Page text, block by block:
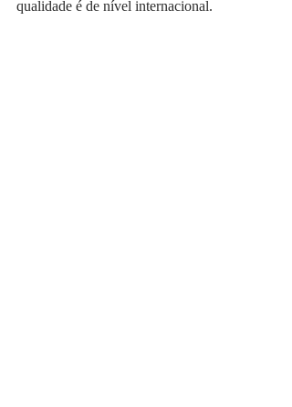
qualidade é de nível internacional.